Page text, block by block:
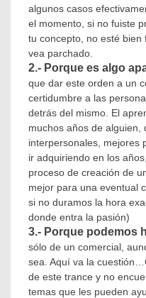
algunos casos
el momento, si no fuiste
tu concepto, no esté
vea parchado.
2.- Porque es algo
que dar este orden a un
certidumbre a las
detrás del mismo. El
muchos años de alguien,
interpersonales, mejores
ir adquiriendo en los
proceso de creación de
mejor para una eventual
si no duramos la hora
donde entra la pasión)
3.- Porque podemos
sólo de un comercial,
sea. Aquí va la
de este trance y no
temas que les pueden